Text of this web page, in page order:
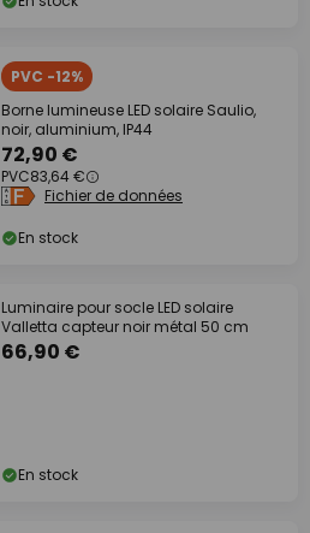
PVC -12%
Borne lumineuse LED solaire Saulio,
noir, aluminium, IP44
72,90 €
PVC83,64 €
Fichier de données
En stock
Luminaire pour socle LED solaire
Valletta capteur noir métal 50 cm
66,90 €
En stock